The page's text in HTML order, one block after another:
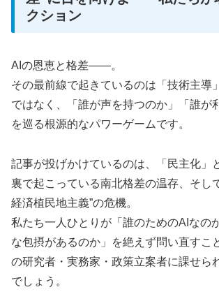
クション
AIの恩恵と格差――。
その最前線で起きているのは「技術主導
ではなく、「誰が声を持つのか」「誰が
を巡る根源的なパワーゲームです。
記事が投げかけているのは、「民主化」
裏で起こっている南北格差の温存、そし
経済植民地主義”の危機。
私たち一人ひとりが「誰のためのAIなの
な包摂があるのか」を絶えず問い直すこ
の研究者・実務家・政策立案者に課せら
でしょう。